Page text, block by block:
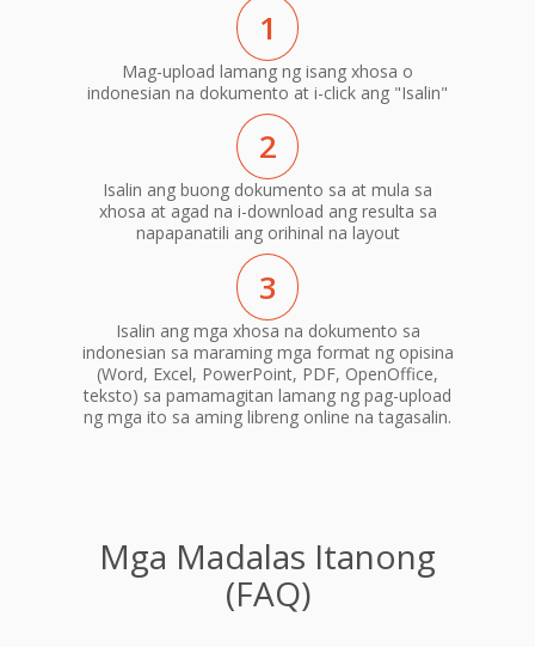
1
Mag-upload lamang ng isang xhosa o
indonesian na dokumento at i-click ang "Isalin"
2
Isalin ang buong dokumento sa at mula sa
xhosa at agad na i-download ang resulta sa
napapanatili ang orihinal na layout
3
Isalin ang mga xhosa na dokumento sa
indonesian sa maraming mga format ng opisina
(Word, Excel, PowerPoint, PDF, OpenOffice,
teksto) sa pamamagitan lamang ng pag-upload
ng mga ito sa aming libreng online na tagasalin.
Mga Madalas Itanong
(FAQ)